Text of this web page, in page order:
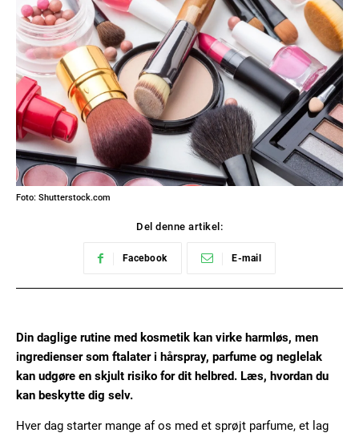
Foto: Shutterstock.com
Del denne artikel:
Facebook E-mail
Din daglige rutine med kosmetik kan virke harmløs, men
ingredienser som ftalater i hårspray, parfume og neglelak
kan udgøre en skjult risiko for dit helbred. Læs, hvordan du
kan beskytte dig selv.
Hver dag starter mange af os med et sprøjt parfume, et lag